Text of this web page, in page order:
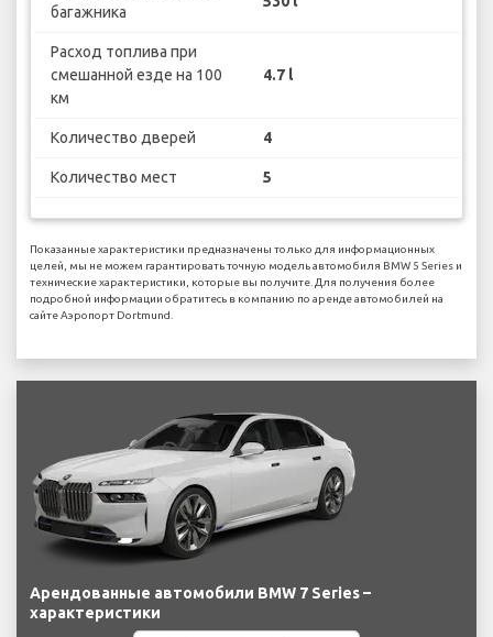
багажника
Расход топлива при
смешанной езде на 100
км
4.7 l
Количество дверей 4
Количество мест 5
Показанные характеристики предназначены только для информационных
целей, мы не можем гарантировать точную модель автомобиля BMW 5 Series и
технические характеристики, которые вы получите. Для получения более
подробной информации обратитесь в компанию по аренде автомобилей на
сайте Аэропорт Dortmund.
Арендованные автомобили BMW 7 Series –
характеристики